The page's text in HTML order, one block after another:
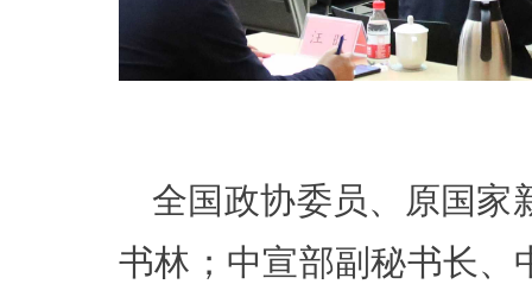
全国政协委员、原国家
书林；中宣部副秘书长、